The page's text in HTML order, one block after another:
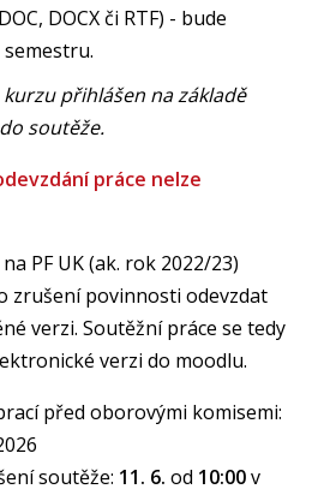
DOCX či RTF) - bude
přihlášen na základě
soutěže.
práce nelze
PF UK (ak. rok 2022/23)
zrušení povinnosti odevzdat
verzi. Soutěžní práce se tedy
verzi do moodlu.
před oborovými komisemi:
soutěže: 11. 6. od 10:00v